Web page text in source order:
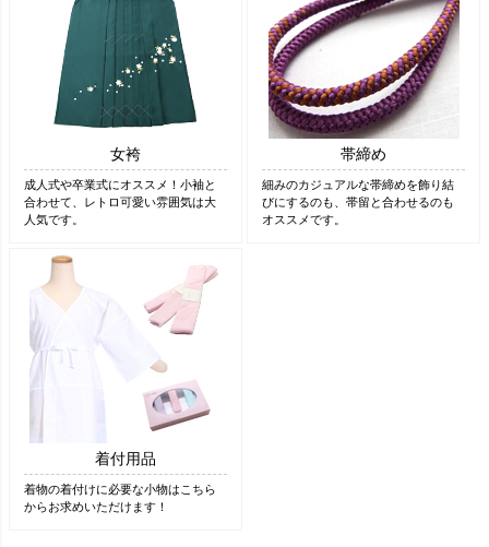
女袴
成人式や卒業式にオススメ！小袖と
合わせて、レトロ可愛い雰囲気は大
人気です。
帯締め
細みのカジュアルな帯締めを飾り結
びにするのも、帯留と合わせるのも
オススメです。
着付用品
着物の着付けに必要な小物はこちら
からお求めいただけます！